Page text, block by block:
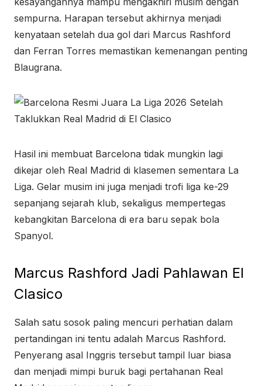
sempurna. Harapan tersebut akhirnya menjadi
kenyataan setelah dua gol dari Marcus Rashford
dan Ferran Torres memastikan kemenangan penting
Blaugrana.
Hasil ini membuat Barcelona tidak mungkin lagi
dikejar oleh Real Madrid di klasemen sementara La
Liga. Gelar musim ini juga menjadi trofi liga ke-29
sepanjang sejarah klub, sekaligus mempertegas
kebangkitan Barcelona di era baru sepak bola
Spanyol.
Marcus Rashford Jadi Pahlawan El
Clasico
Salah satu sosok paling mencuri perhatian dalam
pertandingan ini tentu adalah Marcus Rashford.
Penyerang asal Inggris tersebut tampil luar biasa
dan menjadi mimpi buruk bagi pertahanan Real